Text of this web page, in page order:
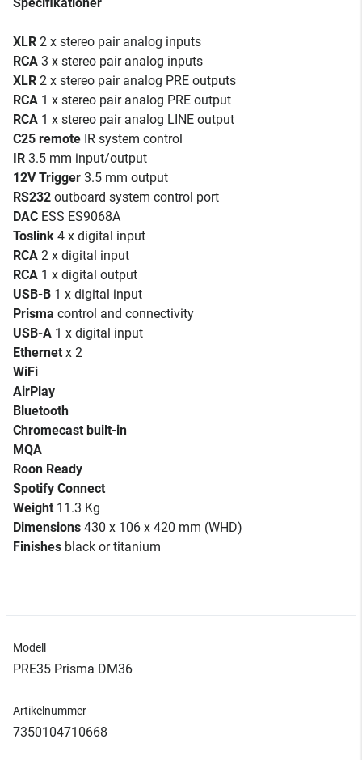
XLR 2 x stereo pair analog inputs
RCA 3 x stereo pair analog inputs
XLR 2 x stereo pair analog PRE outputs
RCA 1 x stereo pair analog PRE output
RCA 1 x stereo pair analog LINE output
C25 remote IR system control
IR 3.5 mm input/output
12V Trigger 3.5 mm output
RS232 outboard system control port
DAC ESS ES9068A
Toslink 4 x digital input
RCA 2 x digital input
RCA 1 x digital output
USB-B 1 x digital input
Prisma control and connectivity
USB-A 1 x digital input
Ethernet x 2
WiFi
AirPlay
Bluetooth
Chromecast built-in
MQA
Roon Ready
Spotify Connect
Weight 11.3 Kg
Dimensions 430 x 106 x 420 mm (WHD)
Finishes black or titanium
Modell
PRE35 Prisma DM36
Artikelnummer
7350104710668